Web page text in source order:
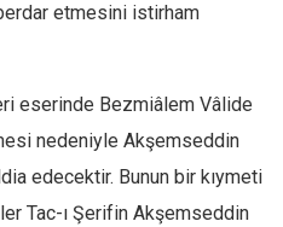
etmesini istirham
eserinde Bezmiâlem Vâlide
nedeniyle Akşemseddin
edecektir. Bunun bir kıymeti
Tac-ı Şerifin Akşemseddin